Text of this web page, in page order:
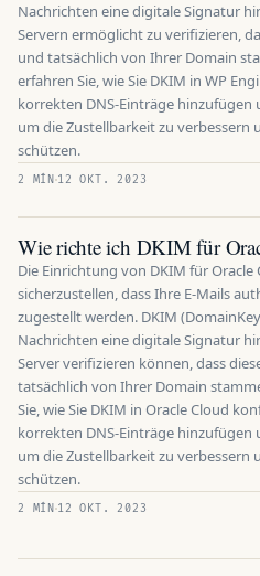
Nachrichten eine digitale Signatur
Servern ermöglicht zu verifizieren,
und tatsächlich von Ihrer Domain
erfahren Sie, wie Sie DKIM in WP
korrekten DNS-Einträge
um die Zustellbarkeit zu verbessern
schützen.
2 MÍN 12 OKT. 2023
Wie richte ich DKIM für
Die Einrichtung von DKIM für Oracle
sicherzustellen, dass Ihre E-Mails
zugestellt werden. DKIM
Nachrichten eine digitale Signatur
Server verifizieren können, dass
tatsächlich von Ihrer Domain
Sie, wie Sie DKIM in Oracle Cloud
korrekten DNS-Einträge
um die Zustellbarkeit zu verbessern
schützen.
2 MÍN 12 OKT. 2023